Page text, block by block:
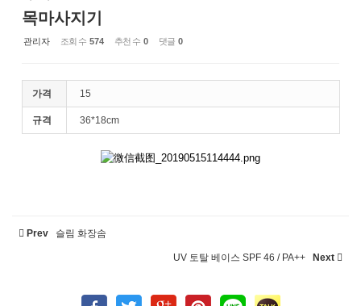
목마사지기
관리자 조회 수 574 추천 수 0 댓글 0
가격 15
규격 36*18cm
Prev 슬림 화장솜
UV 토탈 베이스 SPF 46 / PA++ Next